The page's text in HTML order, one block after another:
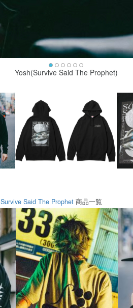
Yosh(Survive Said The Prophet)
Survive Said The Prophet 商品一覧